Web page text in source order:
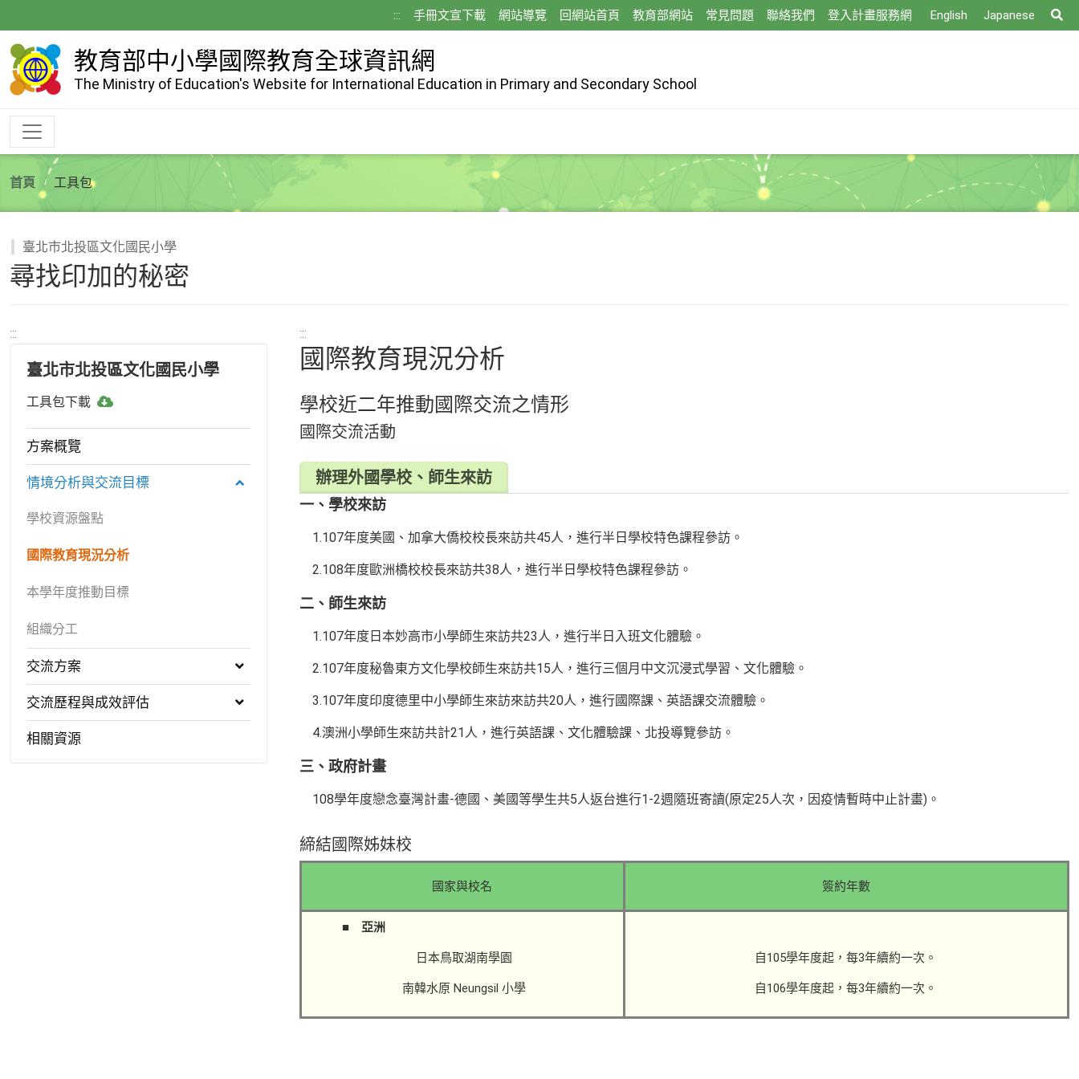
到
主
內
::: 手冊文宣下載 網站導覽 回網站首頁 教育部網站 常見問題 聯絡我們 登入計畫服務網 English Japanese
尋
教育部中小學國際教育全球資訊網
The Ministry of Education's Website for International Education in Primary and Secondary School
首頁 工具包
臺北市北投區文化國民小學
尋找印加的秘密
:::
臺北市北投區文化國民小學
工具包下載
工
載
方案概覽
情境分析與交流目標
學校資源盤點
國際教育現況分析
本學年度推動目標
組織分工
交流方案
交流歷程與成效評估
相關資源
:::
國際教育現況分析
學校近二年推動國際交流之情形
國際交流活動
辦理外國學校、師生來訪
一、學校來訪
1.107年度美國、加拿大僑校校長來訪共45人，進行半日學校特色課程參訪。
2.108年度歐洲橋校校長來訪共38人，進行半日學校特色課程參訪。
二、師生來訪
1.107年度日本妙高市小學師生來訪共23人，進行半日入班文化體驗。
2.107年度秘魯東方文化學校師生來訪共15人，進行三個月中文沉浸式學習、文化體驗。
3.107年度印度德里中小學師生來訪來訪共20人，進行國際課、英語課交流體驗。
4.澳洲小學師生來訪共計21人，進行英語課、文化體驗課、北投導覽參訪。
三、政府計畫
108學年度戀念臺灣計畫-德國、美國等學生共5人返台進行1-2週隨班寄讀(原定25人次，因疫情暫時中止計畫)。
締結國際姊妹校
國家與校名 簽約年數
■ 亞洲
日本鳥取湖南學園
南韓水原 Neungsil 小學
自105學年度起，每3年續約一次。
自106學年度起，每3年續約一次。